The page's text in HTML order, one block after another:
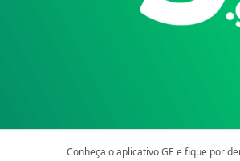
Conheça o aplicativo GE e fique por